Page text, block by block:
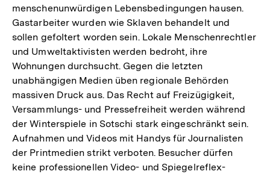
menschenunwürdigen Lebensbedingungen hausen.
Gastarbeiter wurden wie Sklaven behandelt und
sollen gefoltert worden sein. Lokale Menschenrechtler
und Umweltaktivisten werden bedroht, ihre
Wohnungen durchsucht. Gegen die letzten
unabhängigen Medien üben regionale Behörden
massiven Druck aus. Das Recht auf Freizügigkeit,
Versammlungs- und Pressefreiheit werden während
der Winterspiele in Sotschi stark eingeschränkt sein.
Aufnahmen und Videos mit Handys für Journalisten
der Printmedien strikt verboten. Besucher dürfen
keine professionellen Video- und Spiegelreflex-